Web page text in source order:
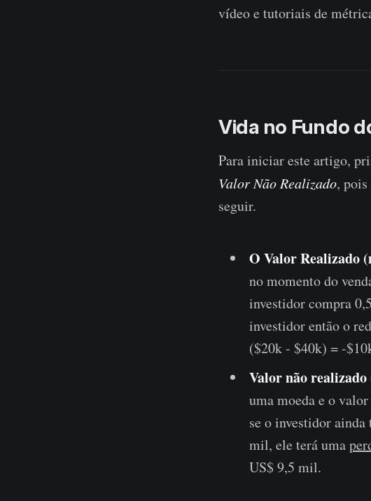
vídeo e tutoriais de
Vida no Fundo
Para iniciar este artigo,
Valor Não Realizado, pois
seguir.
O Valor Realizado
no momento do
investidor compra
investidor então o
($20k - $40k) = -
Valor não realizado
uma moeda e o
se o investidor
mil, ele terá uma
US$ 9,5 mil.